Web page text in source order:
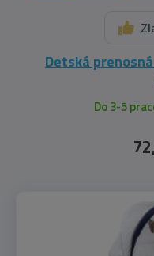
Detská
Do 3-5